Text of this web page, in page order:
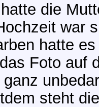
die
war
hatte
Foto auf
ganz
steht